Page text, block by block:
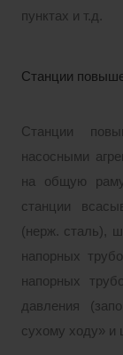
пунктах и т.д.
Станции
Станции
насосными
на общую
станции
(нерж. сталь),
напорных
напорных
давления
сухому ходу» и